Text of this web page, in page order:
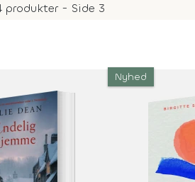
produkter - Side 3
Nyhed